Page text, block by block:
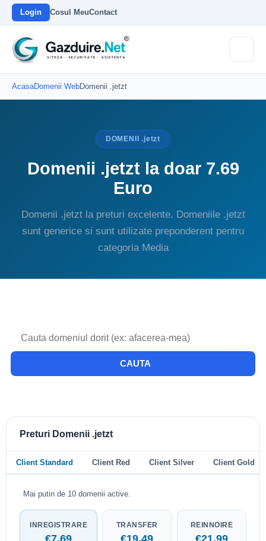
Login Cosul MeuContact
AcasaDomenii WebDomenii .jetzt
DOMENII .jetzt
Domenii .jetzt la doar 7.69
Euro
Domenii .jetzt la preturi excelente. Domeniile .jetzt
sunt generice si sunt utilizate preponderent pentru
categoria Media
CAUTA
Preturi Domenii .jetzt
Client Standard Client Red Client Silver Client Gold
Mai putin de 10 domenii active.
INREGISTRARE
€7.69
TRANSFER
€19.49
REINNOIRE
€21.99